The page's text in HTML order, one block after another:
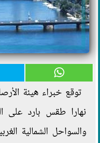
توقع خبراء هيئة
نهارا طقس بارد على
والسواحل الشمالية